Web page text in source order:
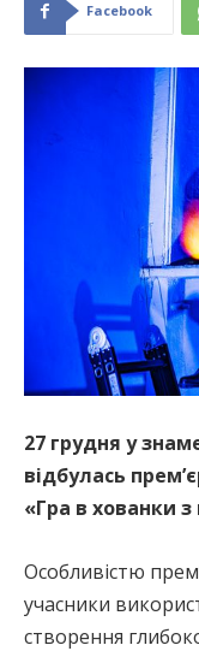
Facebook
27 грудня у
відбулась
«Гра в хованки
Особливістю
учасники
створення